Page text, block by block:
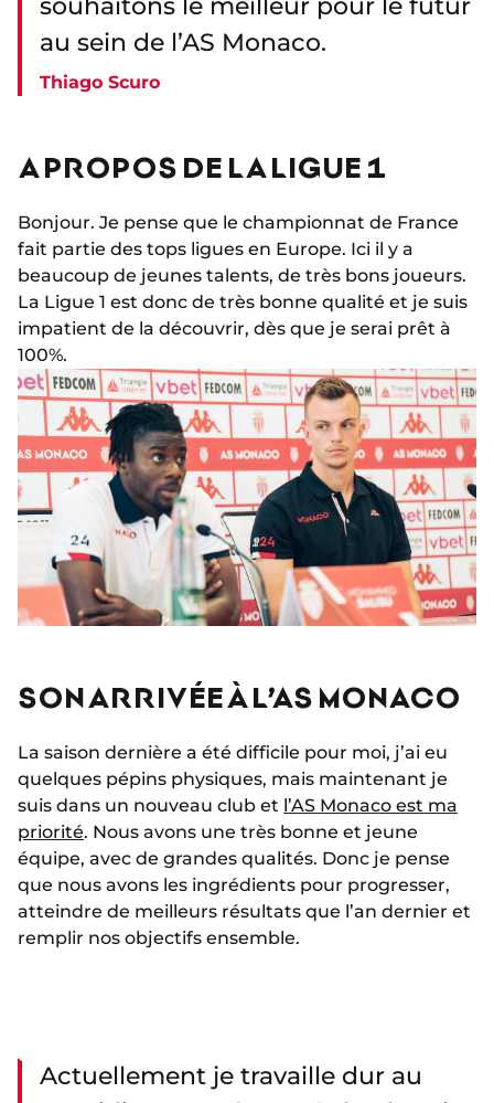
souhaitons le meilleur pour le futur
au sein de l’AS Monaco.
Thiago Scuro
A PROPOS DE LA LIGUE 1
Bonjour. Je pense que le championnat de France
fait partie des tops ligues en Europe. Ici il y a
beaucoup de jeunes talents, de très bons joueurs.
La Ligue 1 est donc de très bonne qualité et je suis
impatient de la découvrir, dès que je serai prêt à
100%.
SON ARRIVÉE À L’AS MONACO
La saison dernière a été difficile pour moi, j’ai eu
quelques pépins physiques, mais maintenant je
suis dans un nouveau club et l’AS Monaco est ma
priorité. Nous avons une très bonne et jeune
équipe, avec de grandes qualités. Donc je pense
que nous avons les ingrédients pour progresser,
atteindre de meilleurs résultats que l’an dernier et
remplir nos objectifs ensemble.
Actuellement je travaille dur au